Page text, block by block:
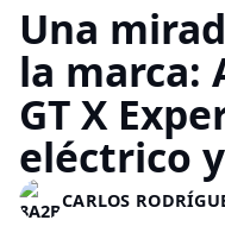
Una
la marca:
GT X
eléctrico
CARLOS